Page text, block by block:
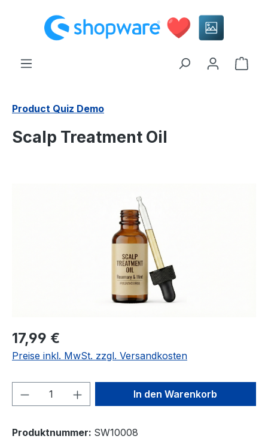
springen
Product Quiz Demo
Scalp Treatment Oil
17,99 €
Preise inkl. MwSt. zzgl. Versandkosten
Produkt Anzahl: Gib denIn den Warenkorb
Produktnummer: SW10008